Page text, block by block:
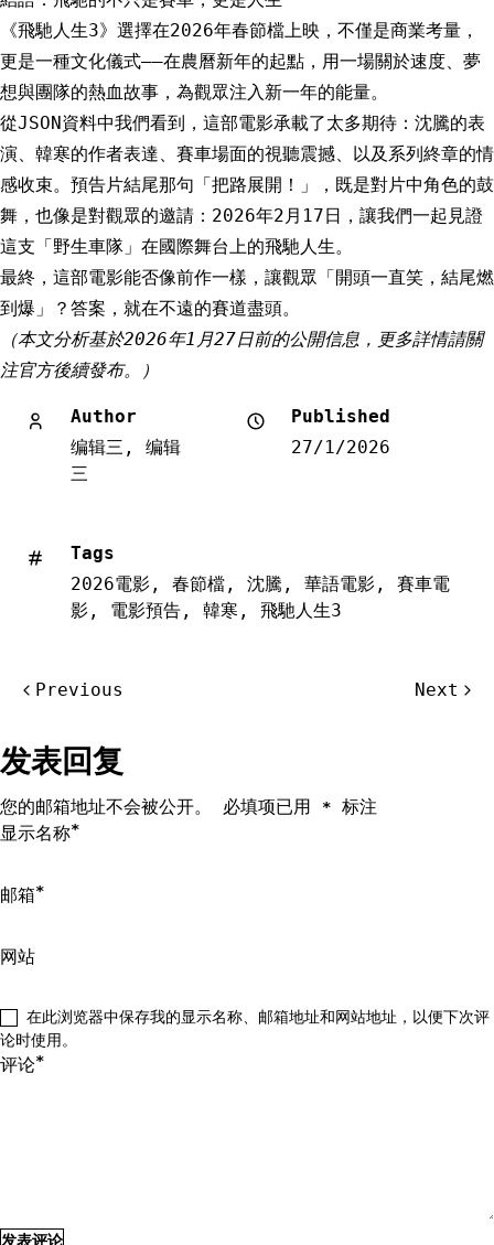
《飛馳人生3》選擇在2026年春節檔上映，不僅是商業考量，
更是一種文化儀式——在農曆新年的起點，用一場關於速度、夢
想與團隊的熱血故事，為觀眾注入新一年的能量。
從JSON資料中我們看到，這部電影承載了太多期待：沈騰的表
演、韓寒的作者表達、賽車場面的視聽震撼、以及系列終章的情
感收束。預告片結尾那句「把路展開！」，既是對片中角色的鼓
舞，也像是對觀眾的邀請：2026年2月17日，讓我們一起見證
這支「野生車隊」在國際舞台上的飛馳人生。
最終，這部電影能否像前作一樣，讓觀眾「開頭一直笑，結尾燃
到爆」？答案，就在不遠的賽道盡頭。
（本文分析基於2026年1月27日前的公開信息，更多詳情請關
注官方後續發布。）
Author
编辑三, 编辑
三
Published
27/1/2026
Tags
2026電影 , 春節檔 , 沈騰 , 華語電影 , 賽車電
影 , 電影預告 , 韓寒 , 飛馳人生3
航
Previous Next
发表回复
您的邮箱地址不会被公开。 必填项已用 * 标注
评论*
显示名称*
邮箱*
网站
在此浏览器中保存我的显示名称、邮箱地址和网站地址，以便下次评
论时使用。